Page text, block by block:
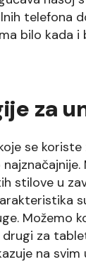
telefona
bilo kada i
za
se
stilove u
Možemo
za
na svim